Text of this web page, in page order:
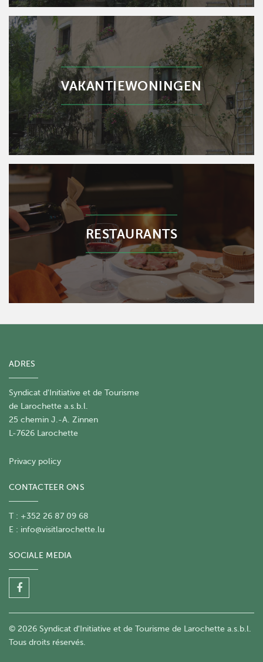
VAKANTIEWONINGEN
RESTAURANTS
ADRES
Syndicat d'Initiative et de Tourisme
de Larochette a.s.b.l.
25 chemin J.-A. Zinnen
L-7626 Larochette
Privacy policy
CONTACTEER ONS
T : +352 26 87 09 68
E : info@visitlarochette.lu
SOCIALE MEDIA
© 2026 Syndicat d'Initiative et de Tourisme de Larochette a.s.b.l.
Tous droits réservés.